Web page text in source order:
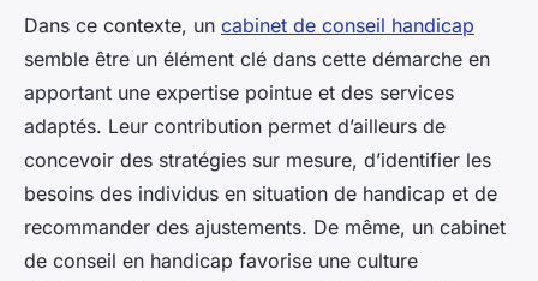
Dans ce contexte, un cabinet de conseil handicap
semble être un élément clé dans cette démarche en
apportant une expertise pointue et des services
adaptés. Leur contribution permet d’ailleurs de
concevoir des stratégies sur mesure, d’identifier les
besoins des individus en situation de handicap et de
recommander des ajustements. De même, un cabinet
de conseil en handicap favorise une culture